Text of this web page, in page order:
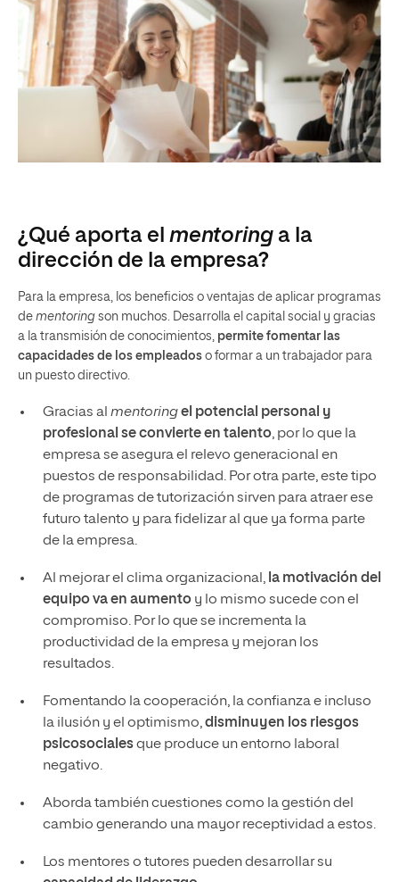
¿Qué aporta el mentoringa la
dirección de la empresa?
Para la empresa, los beneficios o ventajas de aplicar programas
de mentoring son muchos. Desarrolla el capital social y gracias
a la transmisión de conocimientos, permite fomentar las
capacidades de los empleados o formar a un trabajador para
un puesto directivo.
Gracias al mentoring el potencial personal y
profesional se convierte en talento, por lo que la
empresa se asegura el relevo generacional en
puestos de responsabilidad. Por otra parte, este tipo
de programas de tutorización sirven para atraer ese
futuro talento y para fidelizar al que ya forma parte
de la empresa.
Al mejorar el clima organizacional, la motivación del
equipo va en aumentoy lo mismo sucede con el
compromiso. Por lo que se incrementa la
productividad de la empresa y mejoran los
resultados.
Fomentando la cooperación, la confianza e incluso
la ilusión y el optimismo,disminuyen los riesgos
psicosocialesque produce un entorno laboral
negativo.
Aborda también cuestiones como la gestión del
cambio generando una mayor receptividad a estos.
Los mentores o tutores pueden desarrollar su